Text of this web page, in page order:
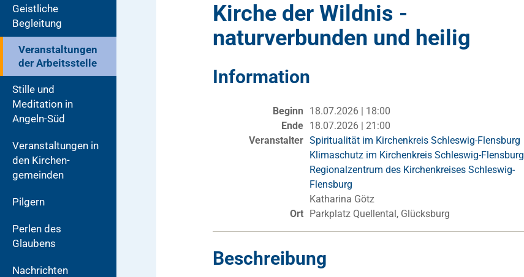
Geistliche
Begleitung
Veranstaltungen
der Arbeitsstelle
Stille und
Meditation in
Angeln-Süd
Veranstaltungen in
den Kirchen­
gemeinden
Pilgern
Perlen des
Glaubens
Nachrichten
Kirche der Wildnis -
naturverbunden und heilig
Information
Beginn
18.07.2026 | 18:00
Ende 18.07.2026 | 21:00
Veranstalter Spiritualität im Kirchenkreis Schleswig-Flensburg
Klimaschutz im Kirchenkreis Schleswig-Flensburg
Regionalzentrum des Kirchenkreises Schleswig-
Flensburg
Katharina Götz
Ort Parkplatz Quellental, Glücksburg
Beschreibung